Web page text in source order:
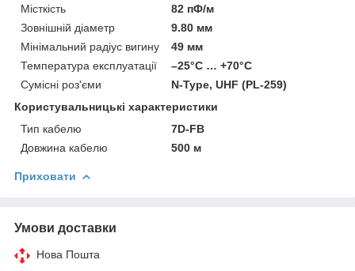
Місткість
82 пФ/м
Зовнішній діаметр
9.80 мм
Мінімальний радіус вигину
49 мм
Температура експлуатації
–25°C … +70°C
Сумісні роз'єми
N-Type, UHF (PL-259)
Користувальницькі характеристики
Тип кабелю
7D-FB
Довжина кабелю
500 м
Приховати
Умови доставки
Нова Пошта